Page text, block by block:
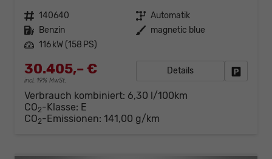
Fahrzeugnr. 140640 Getriebe Automatik
Kraftstoff Benzin Außenfarbe magnetic blue
Leistung 116 kW (158 PS)
30.405,– €
incl. 19% MwSt.
Details
Verbrauch kombiniert: 6,30 l/100km
CO2-Klasse: E
CO2-Emissionen: 141,00 g/km